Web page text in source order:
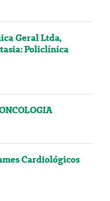
Geral Ltda,
Policlínica
Cardiológicos